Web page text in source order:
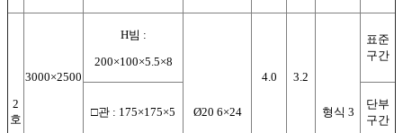
2
호
3000×2500
H빔 :
200×100×5.5×8
Ø20 6×24
4.0 3.2
형식 3
표준
구간
□관 : 175×175×5
단부
구간